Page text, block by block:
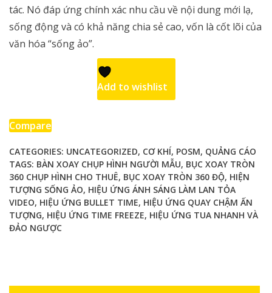
tác. Nó đáp ứng chính xác nhu cầu về nội dung mới lạ,
sống động và có khả năng chia sẻ cao, vốn là cốt lõi của
văn hóa “sống ảo”.
Add to wishlist
Compare
CATEGORIES: UNCATEGORIZED, CƠ KHÍ, POSM, QUẢNG CÁO
TAGS: BÀN XOAY CHỤP HÌNH NGƯỜI MẪU, BỤC XOAY TRÒN
360 CHỤP HÌNH CHO THUÊ, BỤC XOAY TRÒN 360 ĐỘ, HIỆN
TƯỢNG SỐNG ẢO, HIỆU ỨNG ÁNH SÁNG LÀM LAN TỎA
VIDEO, HIỆU ỨNG BULLET TIME, HIỆU ỨNG QUAY CHẬM ẤN
TƯỢNG, HIỆU ỨNG TIME FREEZE, HIỆU ỨNG TUA NHANH VÀ
ĐẢO NGƯỢC